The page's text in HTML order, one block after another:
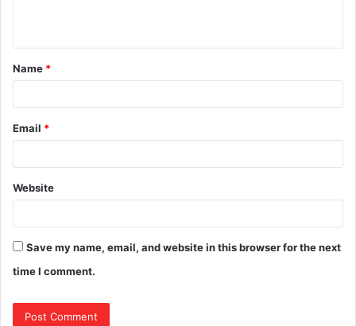
t
*
Name *
Email *
Website
Save my name, email, and website in this browser for the next
time I comment.